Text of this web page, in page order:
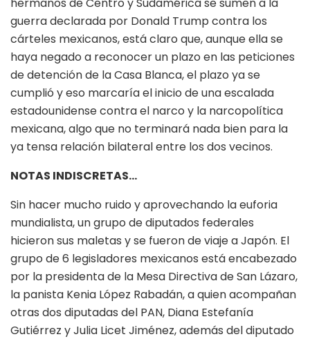
guerra declarada por Donald Trump contra los
cárteles mexicanos, está claro que, aunque ella se
haya negado a reconocer un plazo en las peticiones
de detención de la Casa Blanca, el plazo ya se
cumplió y eso marcaría el inicio de una escalada
estadounidense contra el narco y la narcopolítica
mexicana, algo que no terminará nada bien para la
ya tensa relación bilateral entre los dos vecinos.
NOTAS INDISCRETAS…
Sin hacer mucho ruido y aprovechando la euforia
mundialista, un grupo de diputados federales
hicieron sus maletas y se fueron de viaje a Japón. El
grupo de 6 legisladores mexicanos está encabezado
por la presidenta de la Mesa Directiva de San Lázaro,
la panista Kenia López Rabadán, a quien acompañan
otras dos diputadas del PAN, Diana Estefanía
Gutiérrez y Julia Licet Jiménez, además del diputado